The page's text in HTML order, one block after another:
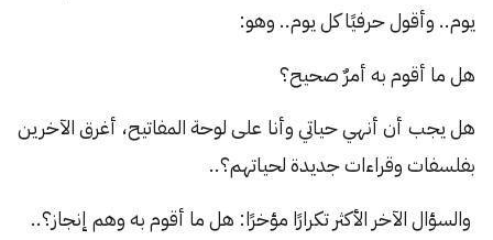
يوم.. وأقول حرفيًا كل يوم.. وهو:
هل ما أقوم به أمرٌ صحيح؟
هل يجب أن أنهي حياتي وأنا على لوحة المفاتيح، أغرق الآخرين
بفلسفات وقراءات جديدة لحياتهم؟..
والسؤال الآخر الأكثر تكرارًا مؤخرًا: هل ما أقوم به وهم إنجاز؟..